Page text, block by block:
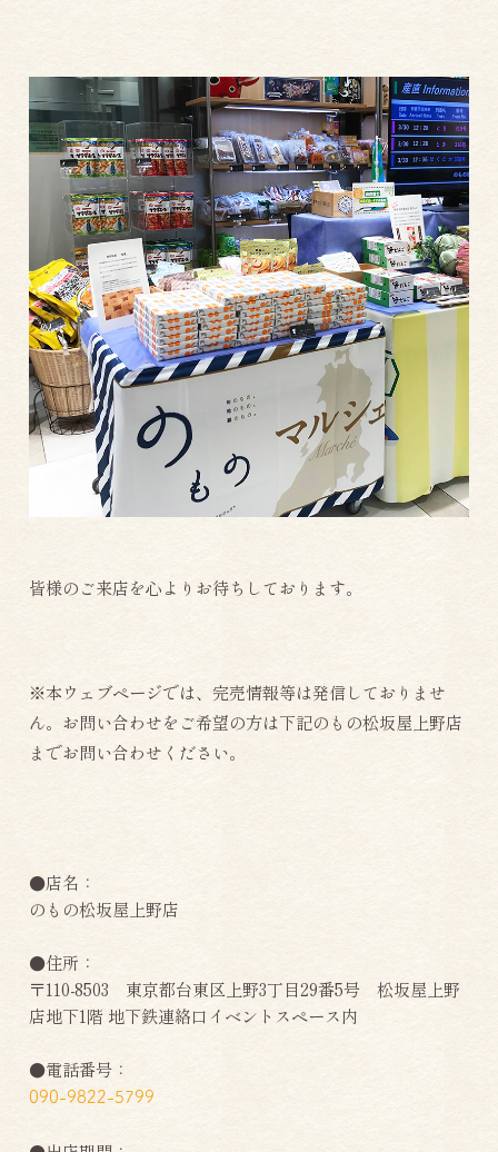
皆様のご来店を心よりお待ちしております。
※本ウェブページでは、完売情報等は発信しておりませ
ん。お問い合わせをご希望の方は下記のもの松坂屋上野店
までお問い合わせください。
●店名：
のもの松坂屋上野店
●住所：
〒110-8503 東京都台東区上野3丁目29番5号 松坂屋上野
店地下1階 地下鉄連絡口イベントスペース内
●電話番号：
090-9822-5799